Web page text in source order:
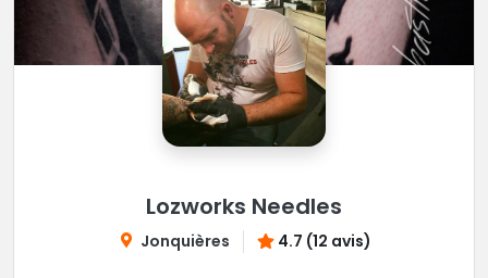
Lozworks Needles
Jonquières 4.7 (12 avis)